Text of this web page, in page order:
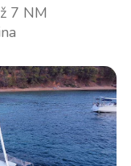
7 NM